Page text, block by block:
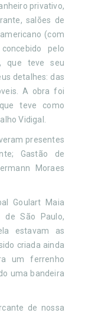
privativo,
salões de
(com
pelo
que teve seu
detalhes: das
A obra foi
teve como
Vidigal.
presentes
Gastão de
Moraes
Goulart Maia
de São Paulo,
estavam as
criada ainda
um ferrenho
uma bandeira
de nossa